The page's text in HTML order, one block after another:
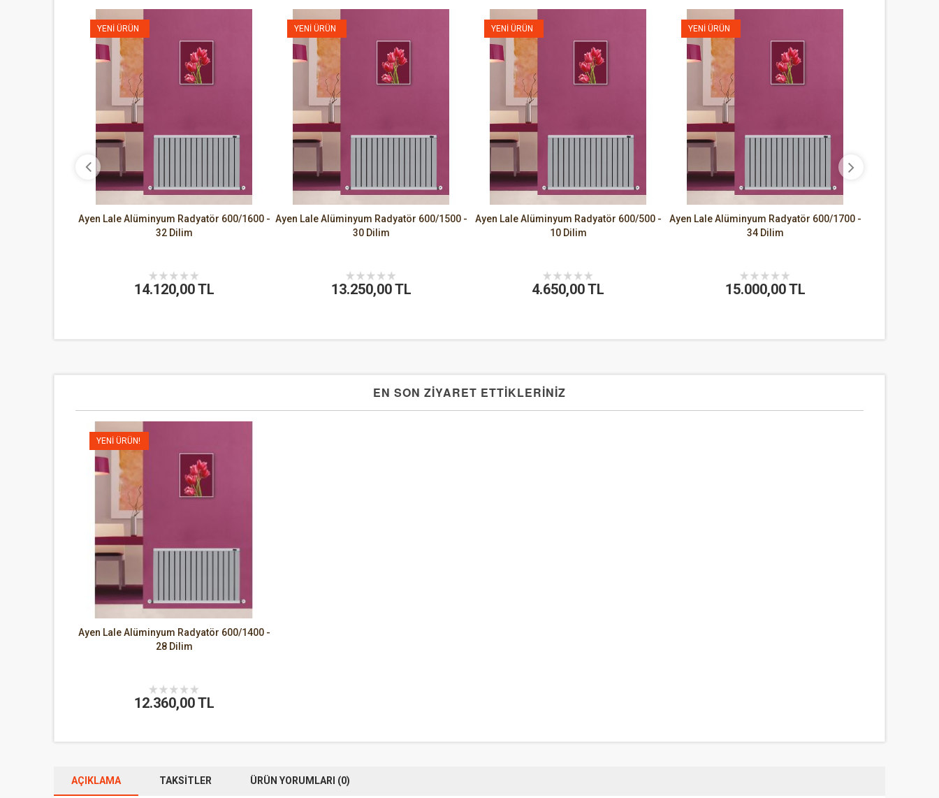
Ayen Lale Alüminyum Radyatör 600/1600 -
32 Dilim
YENI ÜRÜN
14.120,00 TL
Ayen Lale Alüminyum Radyatör 600/1500 -
30 Dilim
YENI ÜRÜN
13.250,00 TL
Ayen Lale Alüminyum Radyatör 600/500 -
10 Dilim
YENI ÜRÜN
4.650,00 TL
Ayen Lale Alüminyum Radyatör 600/1700 -
34 Dilim
YENI ÜRÜN
15.000,00 TL
EN SON ZİYARET ETTİKLERİNİZ
Ayen Lale Alüminyum Radyatör 600/1400 -
28 Dilim
YENI ÜRÜN!
12.360,00 TL
AÇIKLAMA TAKSITLER ÜRÜN YORUMLARI (0)